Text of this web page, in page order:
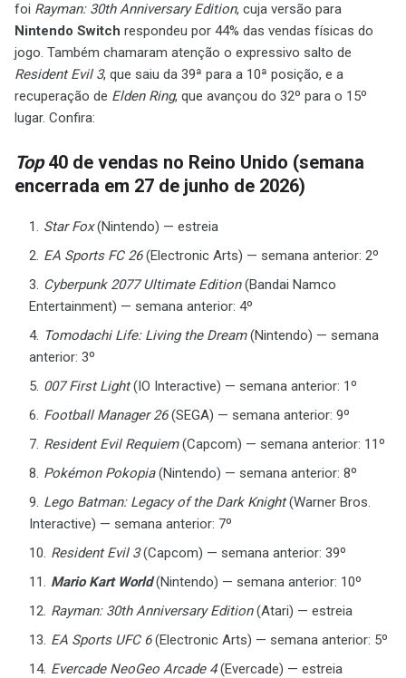
foi Rayman: 30th Anniversary Edition, cuja versão para
Nintendo Switch respondeu por 44% das vendas físicas do
jogo. Também chamaram atenção o expressivo salto de
Resident Evil 3, que saiu da 39ª para a 10ª posição, e a
recuperação de Elden Ring, que avançou do 32º para o 15º
lugar. Confira:
Top40 de vendas no Reino Unido (semana
encerrada em 27 de junho de 2026)
Star Fox(Nintendo) — estreia
EA Sports FC 26(Electronic Arts) — semana anterior: 2º
Cyberpunk 2077 Ultimate Edition(Bandai Namco
Entertainment) — semana anterior: 4º
Tomodachi Life: Living the Dream(Nintendo) — semana
anterior: 3º
007 First Light(IO Interactive) — semana anterior: 1º
Football Manager 26(SEGA) — semana anterior: 9º
Resident Evil Requiem(Capcom) — semana anterior: 11º
Pokémon Pokopia(Nintendo) — semana anterior: 8º
Lego Batman: Legacy of the Dark Knight(Warner Bros.
Interactive) — semana anterior: 7º
Resident Evil 3(Capcom) — semana anterior: 39º
Mario Kart World(Nintendo) — semana anterior: 10º
Rayman: 30th Anniversary Edition(Atari) — estreia
EA Sports UFC 6(Electronic Arts) — semana anterior: 5º
Evercade NeoGeo Arcade 4(Evercade) — estreia